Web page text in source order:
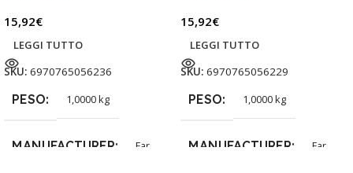
15,92€
LEGGI TUTTO
SKU: 6970765056236
PESO 1,0000 kg
MANUFACTURER Far
15,92€
LEGGI TUTTO
SKU: 6970765056229
PESO 1,0000 kg
MANUFACTURER Far